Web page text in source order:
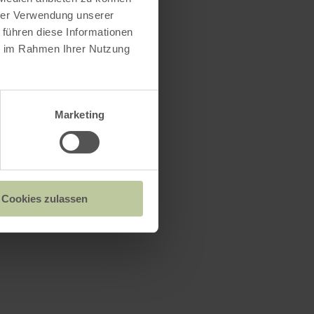
Verwendung unserer
diese Informationen
Rahmen Ihrer Nutzung
Marketing
Cookies zulassen